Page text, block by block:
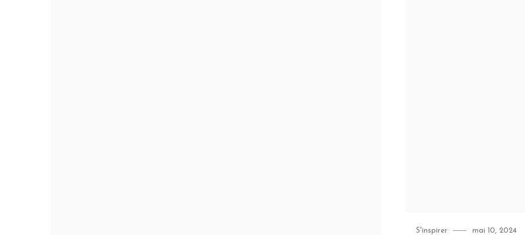
Category
S'inspirer
Posted
mai 10, 2024